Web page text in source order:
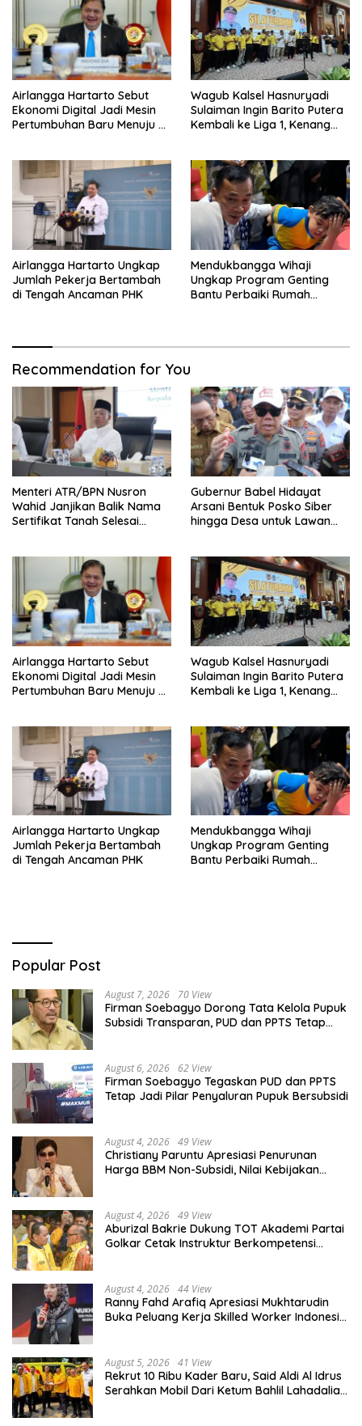
Airlangga Hartarto Sebut
Ekonomi Digital Jadi Mesin
Pertumbuhan Baru Menuju 8
Wagub Kalsel Hasnuryadi
Sulaiman Ingin Barito Putera
Kembali ke Liga 1, Kenang
Airlangga Hartarto Ungkap
Jumlah Pekerja Bertambah
di Tengah Ancaman PHK
Mendukbangga Wihaji
Ungkap Program Genting
Bantu Perbaiki Rumah
Recommendation for You
Menteri ATR/BPN Nusron
Wahid Janjikan Balik Nama
Sertifikat Tanah Selesai
Gubernur Babel Hidayat
Arsani Bentuk Posko Siber
hingga Desa untuk Lawan
Airlangga Hartarto Sebut
Ekonomi Digital Jadi Mesin
Pertumbuhan Baru Menuju 8
Wagub Kalsel Hasnuryadi
Sulaiman Ingin Barito Putera
Kembali ke Liga 1, Kenang
Airlangga Hartarto Ungkap
Jumlah Pekerja Bertambah
di Tengah Ancaman PHK
Mendukbangga Wihaji
Ungkap Program Genting
Bantu Perbaiki Rumah
Popular Post
August 7, 2026 70 View
Firman Soebagyo Dorong Tata Kelola Pupuk
Subsidi Transparan, PUD dan PPTS Tetap
August 6, 2026 62 View
Firman Soebagyo Tegaskan PUD dan PPTS
Tetap Jadi Pilar Penyaluran Pupuk Bersubsidi
August 4, 2026 49 View
Christiany Paruntu Apresiasi Penurunan
Harga BBM Non-Subsidi, Nilai Kebijakan
August 4, 2026 49 View
Aburizal Bakrie Dukung TOT Akademi Partai
Golkar Cetak Instruktur Berkompetensi
August 4, 2026 44 View
Ranny Fahd Arafiq Apresiasi Mukhtarudin
Buka Peluang Kerja Skilled Worker Indonesia
August 5, 2026 41 View
Rekrut 10 Ribu Kader Baru, Said Aldi Al Idrus
Serahkan Mobil Dari Ketum Bahlil Lahadalia